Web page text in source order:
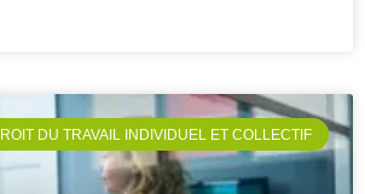
DU TRAVAIL INDIVIDUEL ET COLLECTIF